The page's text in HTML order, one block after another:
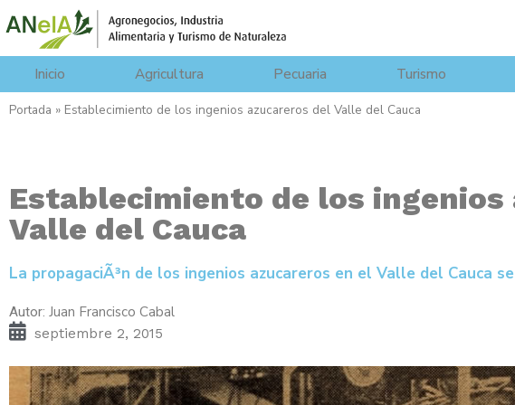
Inicio Agricultura Pecuaria Turismo
Portada » Establecimiento de los ingenios azucareros del Valle del Cauca
Establecimiento de los ingenios
Valle del Cauca
La propagaciÃ³n de los ingenios azucareros en el Valle del Cauca
Autor: Juan Francisco Cabal
septiembre 2, 2015